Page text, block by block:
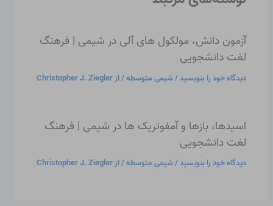
آزمون دانش، مولکول های آلی در شیمی | فرهنگ
لغت دانشجویی
دیدگاه‌ خود را بنویسید/شیمی متوسطه/ ازChristopher J. Ziegler
اسیدها، بازها و آمفوتریک ها در شیمی | فرهنگ
لغت دانشجویی
دیدگاه‌ خود را بنویسید/شیمی متوسطه/ ازChristopher J. Ziegler